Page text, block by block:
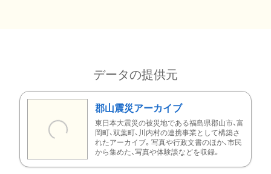
データの提供元
郡山震災アーカイブ
東日本大震災の被災地である福島県郡山市、富
岡町、双葉町、川内村の連携事業として構築さ
れたアーカイブ。写真や行政文書のほか、市民
から集めた、写真や体験談などを収録。